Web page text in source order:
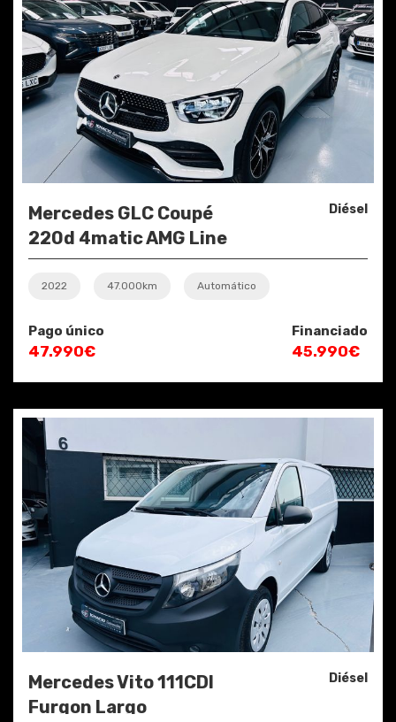
Mercedes GLC Coupé
220d 4matic AMG Line
Diésel
2022 47.000km Automático
Pago único
47.990€
Financiado
45.990€
Mercedes Vito 111CDI
Furgon Largo
Diésel